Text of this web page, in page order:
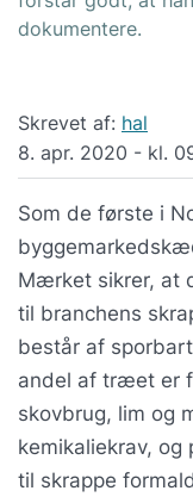
dokumentere.
Skrevet af: hal
8. apr. 2020 - kl.
Som de første i
Mærket sikrer, at
til branchens
består af
andel af træet er
skovbrug, lim og
kemikaliekrav,
til skrappe